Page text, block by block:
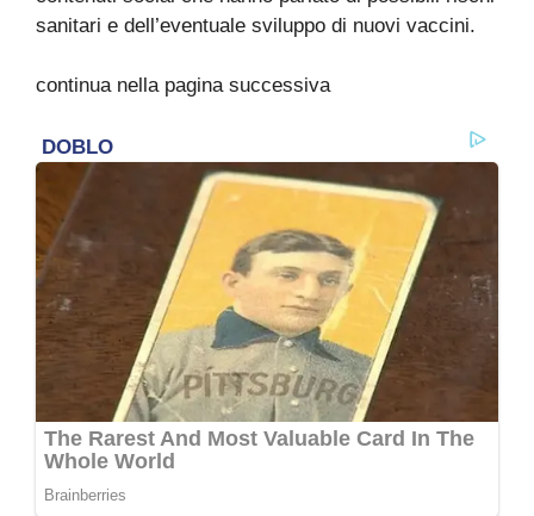
sanitari e dell’eventuale sviluppo di nuovi vaccini.
continua nella pagina successiva